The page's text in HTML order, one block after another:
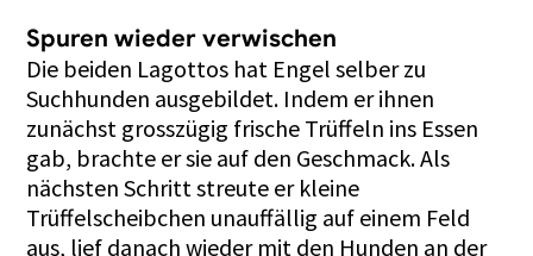
Spuren wieder verwischen
Die beiden Lagottos hat Engel selber zu
Suchhunden ausgebildet. Indem er ihnen
zunächst grosszügig frische Trüffeln ins Essen
gab, brachte er sie auf den Geschmack. Als
nächsten Schritt streute er kleine
Trüffelscheibchen unauffällig auf einem Feld
aus, lief danach wieder mit den Hunden an der